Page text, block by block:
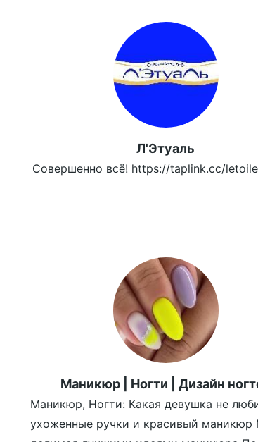
Л'Этуаль
Совершенно всё! https://taplink.cc/
Маникюр | Ногти | Дизайн
Маникюр, Ногти: Какая девушка не
ухоженные ручки и красивый